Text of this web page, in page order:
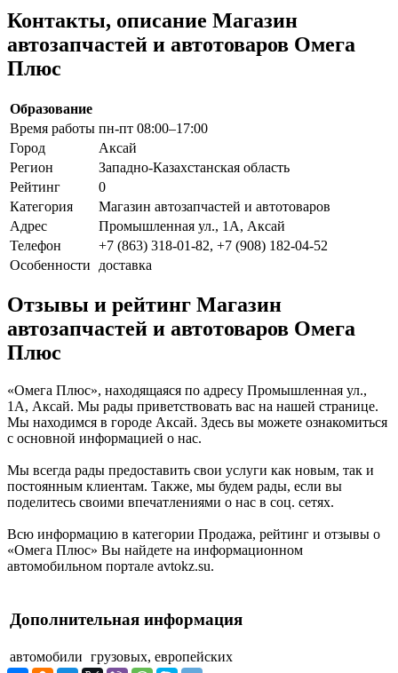
Контакты, описание Магазин
автозапчастей и автотоваров Омега
Плюс
Образование
Время работы пн-пт 08:00–17:00
Город
Аксай
Регион
Западно-Казахстанская область
Рейтинг
0
Категория
Магазин автозапчастей и автотоваров
Адрес
Промышленная ул., 1А, Аксай
Телефон
+7 (863) 318-01-82, +7 (908) 182-04-52
Особенности
доставка
Отзывы и рейтинг Магазин
автозапчастей и автотоваров Омега
Плюс
«Омега Плюс», находящаяся по адресу Промышленная ул.,
1А, Аксай. Мы рады приветствовать вас на нашей странице.
Мы находимся в городе Аксай. Здесь вы можете ознакомиться
с основной информацией о нас.
Мы всегда рады предоставить свои услуги как новым, так и
постоянным клиентам. Также, мы будем рады, если вы
поделитесь своими впечатлениями о нас в соц. сетях.
Всю информацию в категории Продажа, рейтинг и отзывы о
«Омега Плюс» Вы найдете на информационном
автомобильном портале avtokz.su.
Дополнительная информация
автомобили грузовых, европейских